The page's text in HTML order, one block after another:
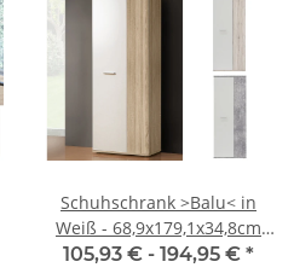
Schuhschrank >Balu< in
Weiß - 68,9x179,1x34,8cm
(BxHxT)
105,93 € - 194,95 € *